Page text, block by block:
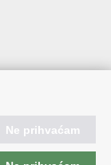
Ne prihvaćam